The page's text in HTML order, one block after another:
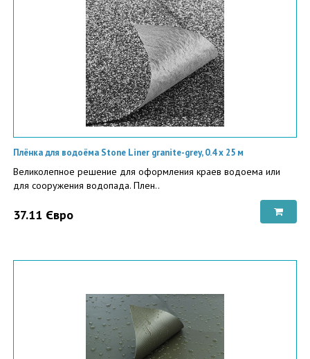
Плёнка для водоёма Stone Liner granite-grey, 0.4 х 25 м
Великолепное решение для оформления краев водоема или
для сооружения водопада. Плен..
37.11 Євро